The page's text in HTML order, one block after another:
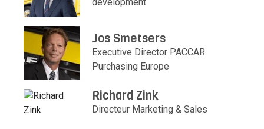
Jos Smetsers
Executive Director PACCAR
Purchasing Europe
Richard Zink
Directeur Marketing & Sales